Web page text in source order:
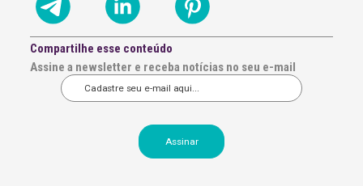
Compartilhe esse conteúdo
Assine a newsletter e receba notícias no seu e-mail